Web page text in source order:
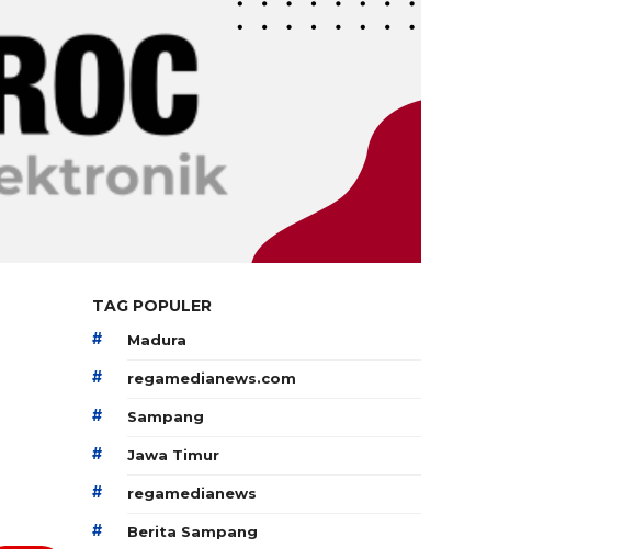
TAG POPULER
# Madura
# regamedianews.com
# Sampang
# Jawa Timur
# regamedianews
# Berita Sampang